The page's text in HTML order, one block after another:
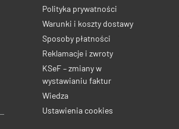
Polityka prywatności
Warunki i koszty dostawy
Sposoby płatności
Reklamacje i zwroty
KSeF – zmiany w
wystawianiu faktur
Wiedza
Ustawienia cookies